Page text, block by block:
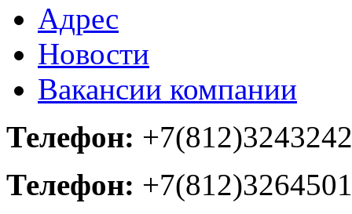
Адрес
Новости
Вакансии компании
Телефон: +7(812)3243242
Телефон: +7(812)3264501